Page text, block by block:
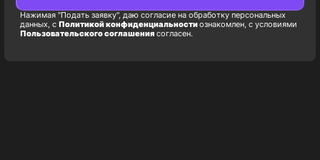
Нажимая "Подать заявку", даю согласие на обработку персональных
данных, с Политикой конфиденциальностиознакомлен, с условиями
Пользовательского соглашения согласен.